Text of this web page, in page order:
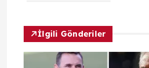
z
İlgili Gönderiler